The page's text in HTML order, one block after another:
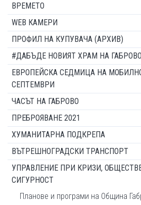
ВРЕМЕТО
WEB КАМЕРИ
ПРОФИЛ НА КУПУВАЧА (АРХИВ)
#ДАБЪДЕ НОВИЯТ ХРАМ НА
ЕВРОПЕЙСКА СЕДМИЦА НА
СЕПТЕМВРИ
ЧАСЪТ НА ГАБРОВО
ПРЕБРОЯВАНЕ 2021
ХУМАНИТАРНА ПОДКРЕПА
ВЪТРЕШНОГРАДСКИ ТРАНСПОРТ
УПРАВЛЕНИЕ ПРИ КРИЗИ,
СИГУРНОСТ
Планове и програми на Община